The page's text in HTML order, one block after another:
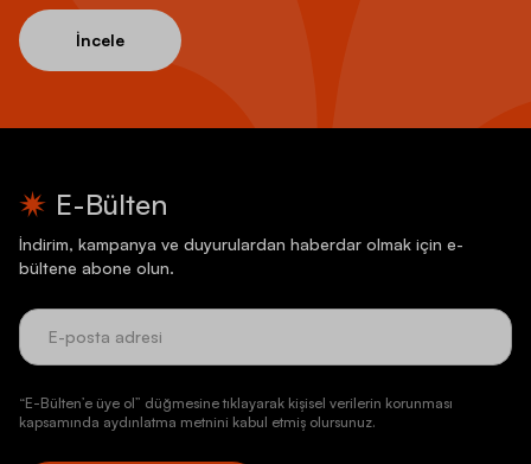
İncele
E-Bülten
İndirim, kampanya ve duyurulardan haberdar olmak için e-
bültene abone olun.
“E-Bülten’e üye ol” düğmesine tıklayarak kişisel verilerin korunması
kapsamında aydınlatma metnini kabul etmiş olursunuz.